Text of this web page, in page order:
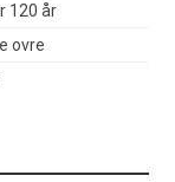
120 år
ovre